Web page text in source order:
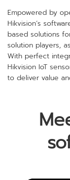
Empowered by
Hikvision’s
based solutions
solution players,
With perfect
Hikvision IoT
to deliver value